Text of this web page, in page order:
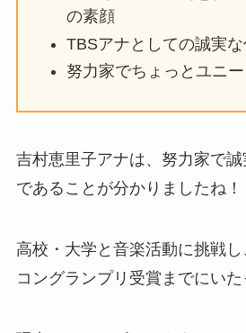
の素顔
TBSアナとしての誠実な
努力家でちょっとユニ
吉村恵里子アナは、努力家で
であることが分かりましたね！
高校・大学と音楽活動に挑戦
コングランプリ受賞までにいた